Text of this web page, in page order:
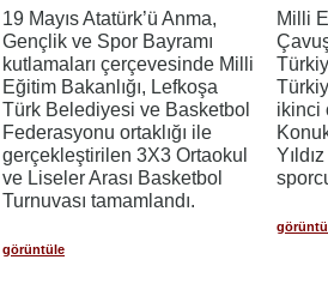
19 Mayıs Atatürk’ü Anma,
Gençlik ve Spor Bayramı
kutlamaları çerçevesinde Milli
Eğitim Bakanlığı, Lefkoşa
Türk Belediyesi ve Basketbol
Federasyonu ortaklığı ile
gerçekleştirilen 3X3 Ortaokul
ve Liseler Arası Basketbol
Turnuvası tamamlandı.
görüntüle
Milli
ikinci